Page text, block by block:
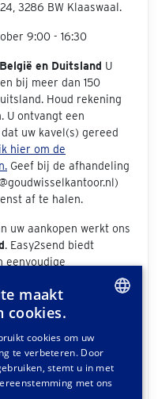
3286 BW Klaaswaal.
9:00 - 16:30
en Duitsland U
bij meer dan 150
Houd rekening
U ontvangt een
uw kavel(s) gereed
hier om de
Geef bij de afhandeling
af te halen.
uw aankopen werkt ons
. Easy2send biedt
eenvoudige
van exclusieve
De prijs die
grootte van uw
bij de afhandeling van
als
een offerte. Ook
een offerte
|
GERMAN
FRENCH
maakt
cookies.
cookies om uw
te verbeteren. Door
stemt u in met
met ons